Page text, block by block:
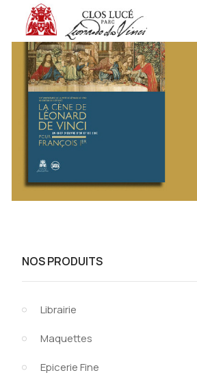
NOS PRODUITS
Librairie
Maquettes
Epicerie Fine